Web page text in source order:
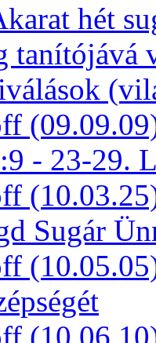
hét
tanítójává
- 23-29.
Sugár